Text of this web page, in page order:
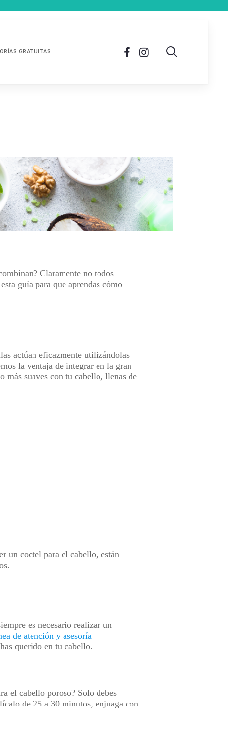
GRATUITAS
Claramente no todos
guía para que aprendas cómo
actúan eficazmente utilizándolas
la ventaja de integrar en la gran
más suaves con tu cabello, llenas de
un coctel para el cabello, están
es necesario realizar un
de atención y asesoría
querido en tu cabello.
el cabello poroso? Solo debes
de 25 a 30 minutos, enjuaga con